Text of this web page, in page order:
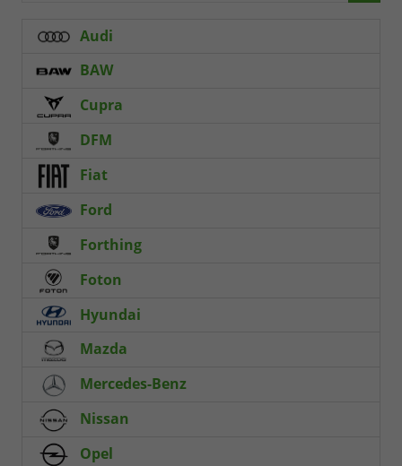
Audi
BAW
Cupra
DFM
Fiat
Ford
Forthing
Foton
Hyundai
Mazda
Mercedes-Benz
Nissan
Opel